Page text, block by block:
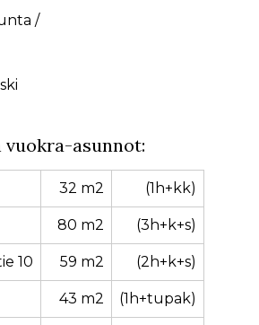
/
vuokra-asunnot:
32 m2 (1h+kk)
80 m2 (3h+k+s)
10 59 m2 (2h+k+s)
43 m2 (1h+tupak)